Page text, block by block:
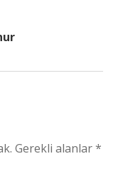
Gerekli alanlar*